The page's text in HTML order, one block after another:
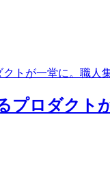
クトが一堂に。職
プロダク